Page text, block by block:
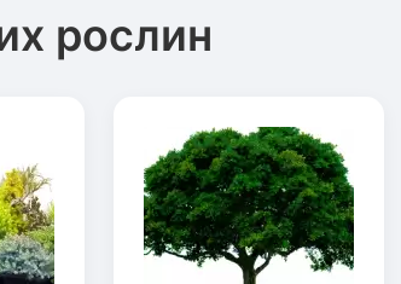
рослин